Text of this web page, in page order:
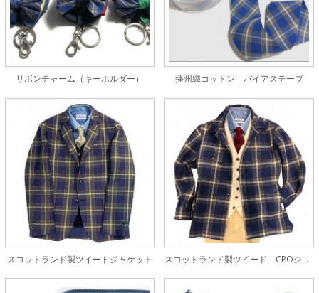
リボンチャーム（キーホルダー） 播州織コットン バイアステープ
スコットランド製ツイードジャケット スコットランド製ツイード CPOジャケット